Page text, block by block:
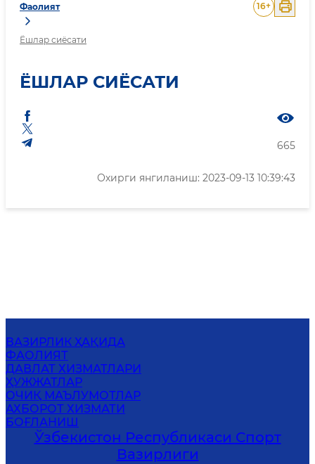
Фаолият
Ёшлар сиёсати
16+
ЁШЛАР СИЁСАТИ
665
Охирги янгиланиш: 2023-09-13 10:39:43
ВАЗИРЛИК ҲАҚИДА
ФАОЛИЯТ
ДАВЛАТ ХИЗМАТЛАРИ
ҲУЖЖАТЛАР
ОЧИҚ МАЪЛУМОТЛАР
АХБОРОТ ХИЗМАТИ
БОҒЛАНИШ
Ўзбекистон Республикаси Спорт
Вазирлиги